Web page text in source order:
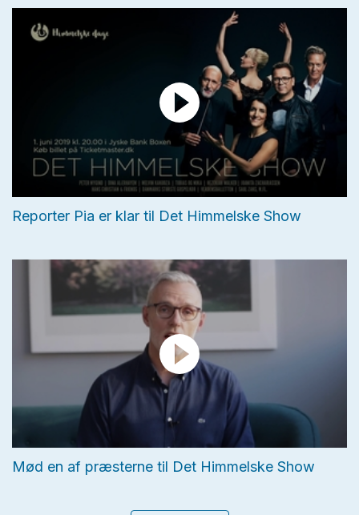
Reporter Pia er klar til Det Himmelske Show
Mød en af præsterne til Det Himmelske Show